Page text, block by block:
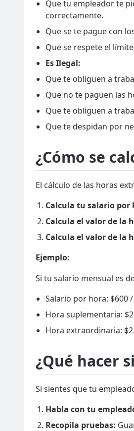
Que tu empleador te
correctamente.
Que se te pague con
Que se respete el
Es Ilegal:
Que te obliguen a
Que no te paguen las
Que te obliguen a
Que te despidan por
¿Cómo se
El cálculo de las horas
Calcula tu salario por
Calcula el valor de la
Calcula el valor de la
Ejemplo:
Si tu salario mensual es
Salario por hora: $600 /
Hora suplementaria:
Hora extraordinaria:
¿Qué hacer
Si sientes que tu
Habla con tu
Recopila pruebas: